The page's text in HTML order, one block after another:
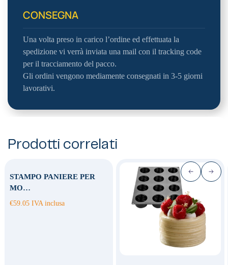
CONSEGNA
Una volta preso in carico l’ordine ed effettuata la
spedizione vi verrà inviata una mail con il tracking code
per il tracciamento del pacco.
Gli ordini vengono mediamente consegnati in 3-5 giorni
lavorativi.
Prodotti correlati
STAMPO PANIERE PER
MO…
€59.05 IVA inclusa